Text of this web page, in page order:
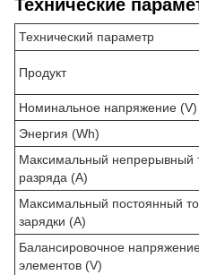
Технические
Технический параметр
Продукт
Номинальное напряжение (V)
Энергия (Wh)
Максимальный непрерывный
разряда (A)
Максимальный постоянный
зарядки (A)
Балансировочное
элементов (V)